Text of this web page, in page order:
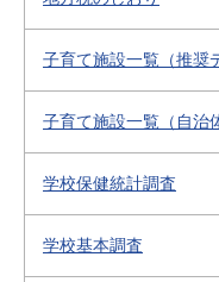
子育て施設一覧（推奨
子育て施設一覧（自治
学校保健統計調査
学校基本調査